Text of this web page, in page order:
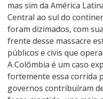
A
S
a
b
e
d
o
r
mas sim da América
Central ao sul do
foram dizimados, com
frente desse massacre
públicos e civis que
A Colômbia é um caso
fortemente essa corrida
governos contribuíram